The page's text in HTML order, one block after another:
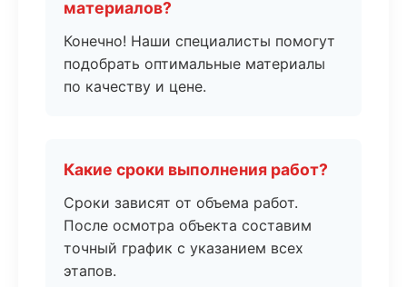
материалов?
Конечно! Наши специалисты помогут
подобрать оптимальные материалы
по качеству и цене.
Какие сроки выполнения работ?
Сроки зависят от объема работ.
После осмотра объекта составим
точный график с указанием всех
этапов.